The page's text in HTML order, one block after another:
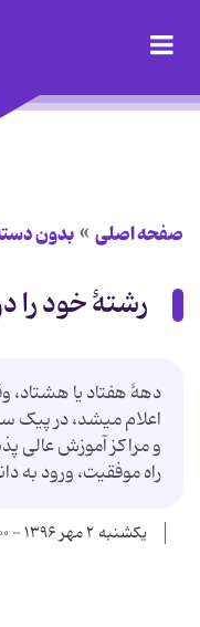
صفحه اصلی بدون
رشتۀ خود را
دهۀ هفتاد یا هشتاد،
اعلام می­شد، در پیک
و مراکز آموزش عالی
راه موفقیت، ورود به
یکشنبه ۲ مهر ۱۳۹۶ - ۰۰:۰۰